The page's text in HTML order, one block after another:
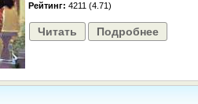
Рейтинг: 4211 (4.71)
Читать Подробнее